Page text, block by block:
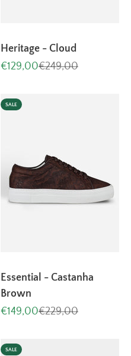
Heritage - Cloud
Aanbiedingsprijs
€129,00Normale prijs
€249,00
SALE
Essential - Castanha
Brown
Aanbiedingsprijs
€149,00Normale prijs
€229,00
SALE